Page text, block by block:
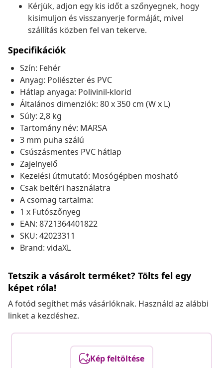
Kérjük, adjon egy kis időt a szőnyegnek, hogy
kisimuljon és visszanyerje formáját, mivel
szállítás közben fel van tekerve.
Specifikációk
Szín: Fehér
Anyag: Poliészter és PVC
Hátlap anyaga: Polivinil-klorid
Általános dimenziók: 80 x 350 cm (W x L)
Súly: 2,8 kg
Tartomány név: MARSA
3 mm puha szálú
Csúszásmentes PVC hátlap
Zajelnyelő
Kezelési útmutató: Mosógépben mosható
Csak beltéri használatra
A csomag tartalma:
1 x Futószőnyeg
EAN: 8721364401822
SKU: 42023311
Brand: vidaXL
Tetszik a vásárolt terméket? Tölts fel egy
képet róla!
A fotód segíthet más vásárlóknak. Használd az alábbi
linket a kezdéshez.
Kép feltöltése